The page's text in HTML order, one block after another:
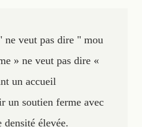
veut pas dire " mou
» ne veut pas dire «
un accueil
un soutien ferme avec
densité élevée.